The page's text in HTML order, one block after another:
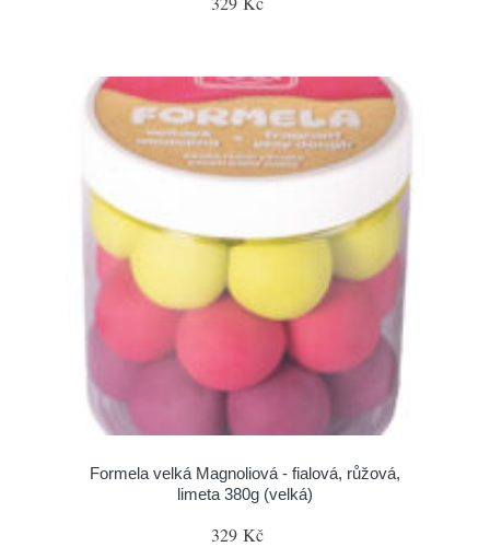
Formela velká Magnoliová - fialová, růžová,
limeta 380g (velká)
329 Kč